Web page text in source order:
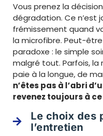
Vous prenez la
dégradation. Ce n’est
frémissement quand
la microfibre. Peut-
paradoxe : le simple
malgré tout. Parfois, la
paie à la longue, de
n’êtes pas à l’abri
revenez toujours à
Le choix des
l’entretien